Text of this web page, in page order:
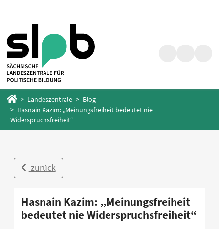
springen
springen
Startseite
Landeszentrale
Blog
Hasnain Kazim: „Meinungsfreiheit bedeutet nie
Widerspruchsfreiheit“
zurück
Hasnain Kazim: „Meinungsfreiheit
bedeutet nie Widerspruchsfreiheit“